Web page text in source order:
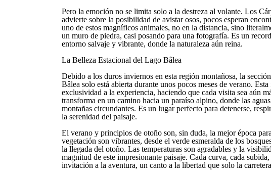
Pero la emoción no se limita solo a la destreza al volante. Los
advierte sobre la posibilidad de avistar osos, pocos esperan
uno de estos magníficos animales, no en la distancia, sino
un muro de piedra, casi posando para una fotografía. Es un
entorno salvaje y vibrante, donde la naturaleza aún reina.
La Belleza Estacional del Lago Bâlea
Debido a los duros inviernos en esta región montañosa, la
Bâlea solo está abierta durante unos pocos meses de verano.
exclusividad a la experiencia, haciendo que cada visita sea aún
transforma en un camino hacia un paraíso alpino, donde las
montañas circundantes. Es un lugar perfecto para detenerse,
la serenidad del paisaje.
El verano y principios de otoño son, sin duda, la mejor época
vegetación son vibrantes, desde el verde esmeralda de los
la llegada del otoño. Las temperaturas son agradables y la
magnitud de este impresionante paisaje. Cada curva, cada
invitación a la aventura, un canto a la libertad que solo la